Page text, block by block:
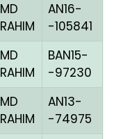
MD
RAHIM
AN16-
-105841
MD
RAHIM
BAN15-
-97230
MD
RAHIM
AN13-
-74975